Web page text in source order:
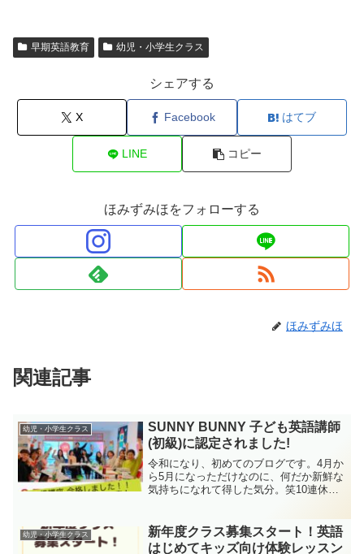
早期英語教育 幼児・小学生クラス
シェアする
X Facebook はてブ
LINE コピー
ほみずみほをフォローする
ほみずみほ
関連記事
幼児・小学生クラス
SUNNY BUNNY 子ども英語講師
(初級)に認定されました!
令和になり、初めてのブログです。4月か
ら5月になっただけなのに、何だか新鮮な
気持ちになれて得した気分。笑10連休の
と、大移動。やっと、日常が戻ってきま
した^^;Ins...
幼児・小学生クラス
新年度クラス募集スタート！英語
はじめてキッズ向け体験レッスン